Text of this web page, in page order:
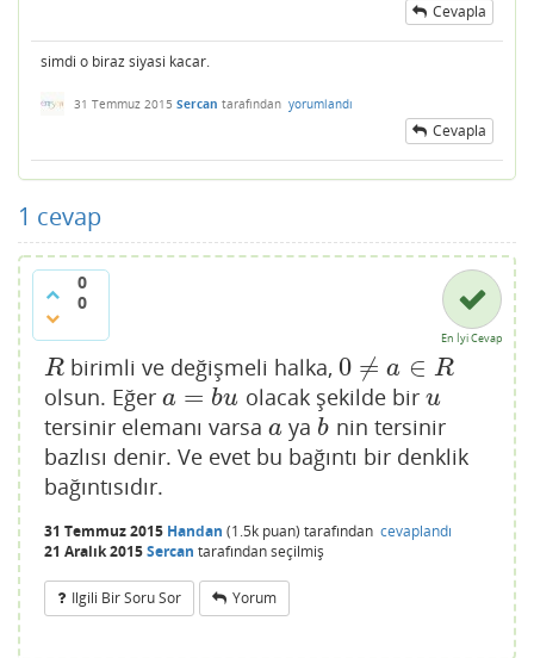
Cevapla
simdi o biraz siyasi kacar.
31 Temmuz 2015 Sercan tarafından yorumlandı
Cevapla
1 cevap
0
0
En İyi Cevap
R
R birimli ve değişmeli halka, 0 ≠ a ∈ R
0≠a∈R
olsun. Eğer a = bu
a=bu olacak şekilde bir u
u
tersinir elemanı varsa a
a ya b
b nin tersinir
bazlısı denir. Ve evet bu bağıntı bir denklik
bağıntısıdır.
31 Temmuz 2015 Handan (1.5k puan) tarafından cevaplandı
21 Aralık 2015Sercan tarafındanseçilmiş
Ilgili Bir Soru Sor Yorum